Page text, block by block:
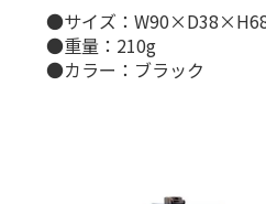
●サイズ：
●重量：210g
●カラー：ブラック